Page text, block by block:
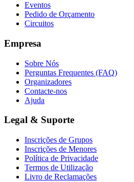
Eventos
Pedido de Orçamento
Circuitos
Empresa
Sobre Nós
Perguntas Frequentes (FAQ)
Organizadores
Contacte-nos
Ajuda
Legal & Suporte
Inscrições de Grupos
Inscrições de Menores
Política de Privacidade
Termos de Utilização
Livro de Reclamações